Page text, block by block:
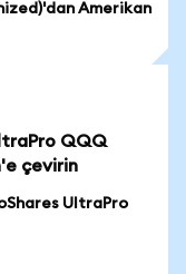
Amerikan
QQQ
çevirin
UltraPro